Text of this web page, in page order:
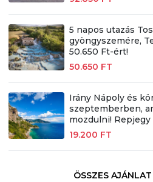
5 napos utazás
gyöngyszemére,
50.650 Ft-ért!
50.650 FT
Irány Nápoly és
szeptemberben,
mozdulni! Repjegy
19.200 FT
ÖSSZES AJÁNLAT